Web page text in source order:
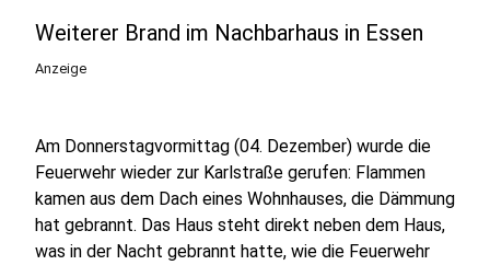
Weiterer Brand im Nachbarhaus in Essen
Anzeige
Am Donnerstagvormittag (04. Dezember) wurde die
Feuerwehr wieder zur Karlstraße gerufen: Flammen
kamen aus dem Dach eines Wohnhauses, die Dämmung
hat gebrannt. Das Haus steht direkt neben dem Haus,
was in der Nacht gebrannt hatte, wie die Feuerwehr